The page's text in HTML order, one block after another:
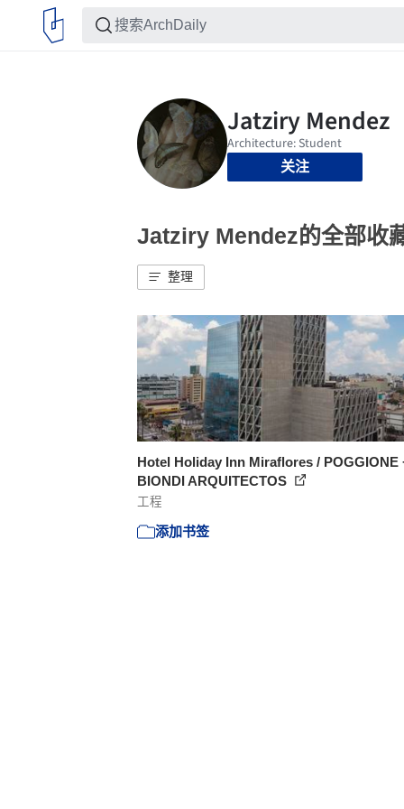
关注
Jatziry Mendez的全部收
整理
Hotel Holiday Inn Miraflores / POGGIONE
BIONDI ARQUITECTOS
工程
添加书签